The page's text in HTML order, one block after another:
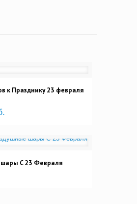
к Празднику 23 февраля
C 23 Февраля